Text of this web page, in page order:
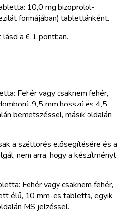
10,0 mg bizoprolol-
formájában) tablettánként.
a 6.1 pontban.
Fehér vagy csaknem fehér,
9,5 mm hosszú és 4,5
bemetszéssel, másik oldalán
a széttörés elősegítésére és a
nem arra, hogy a készítményt
Fehér vagy csaknem fehér,
élű, 10 mm-es tabletta, egyik
MS jelzéssel.